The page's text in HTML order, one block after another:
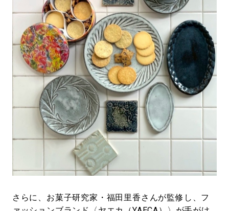
さらに、お菓子研究家・福田里香さんが監修し、フ